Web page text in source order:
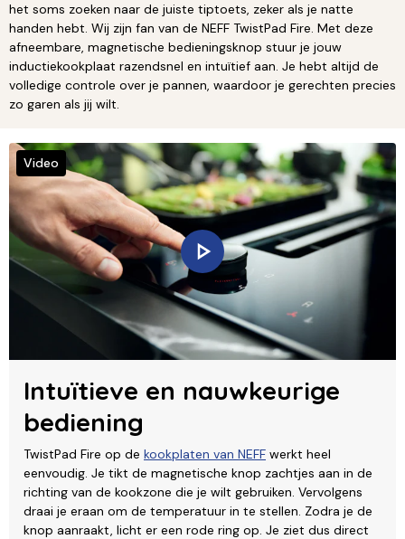
het soms zoeken naar de juiste tiptoets, zeker als je natte
handen hebt. Wij zijn fan van de NEFF TwistPad Fire. Met deze
afneembare, magnetische bedieningsknop stuur je jouw
inductiekookplaat razendsnel en intuïtief aan. Je hebt altijd de
volledige controle over je pannen, waardoor je gerechten precies
zo garen als jij wilt.
Intuïtieve en nauwkeurige
bediening
TwistPad Fire op de kookplaten van NEFF werkt heel
eenvoudig. Je tikt de magnetische knop zachtjes aan in de
richting van de kookzone die je wilt gebruiken. Vervolgens
draai je eraan om de temperatuur in te stellen. Zodra je de
knop aanraakt, licht er een rode ring op. Je ziet dus direct
Video